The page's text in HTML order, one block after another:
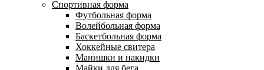
Спортивная форма
Футбольная форма
Волейбольная форма
Баскетбольная форма
Хоккейные свитера
Манишки и накидки
Майки для бега